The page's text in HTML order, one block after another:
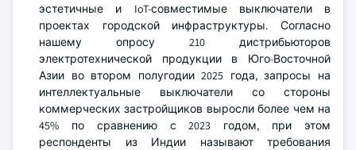
эстетичные и IoT-совместимые выключатели в
проектах городской инфраструктуры. Согласно
нашему опросу 210 дистрибьюторов
электротехнической продукции в Юго-Восточной
Азии во втором полугодии 2025 года, запросы на
интеллектуальные выключатели со стороны
коммерческих застройщиков выросли более чем на
45% по сравнению с 2023 годом, при этом
респонденты из Индии называют требования